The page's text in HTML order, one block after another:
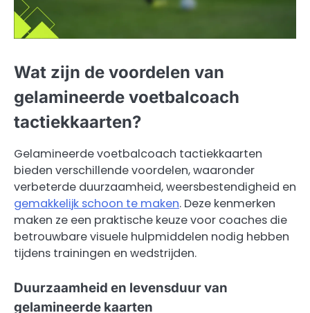
Wat zijn de voordelen van
gelamineerde voetbalcoach
tactiekkaarten?
Gelamineerde voetbalcoach tactiekkaarten
bieden verschillende voordelen, waaronder
verbeterde duurzaamheid, weersbestendigheid en
gemakkelijk schoon te maken. Deze kenmerken
maken ze een praktische keuze voor coaches die
betrouwbare visuele hulpmiddelen nodig hebben
tijdens trainingen en wedstrijden.
Duurzaamheid en levensduur van
gelamineerde kaarten